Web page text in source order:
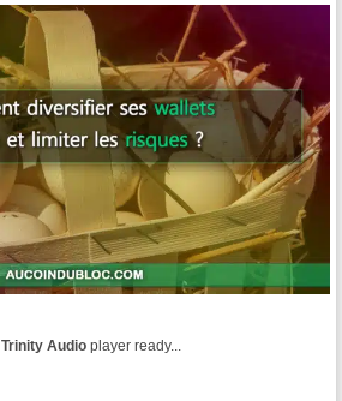
Trinity Audio player ready...